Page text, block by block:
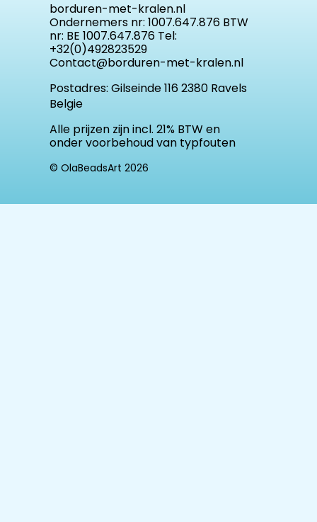
borduren-met-kralen.nl
Ondernemers nr: 1007.647.876 BTW
nr: BE 1007.647.876 Tel:
+32(0)492823529
Contact@borduren-met-kralen.nl
Postadres: Gilseinde 116 2380 Ravels
Belgie
Alle prijzen zijn incl. 21% BTW en
onder voorbehoud van typfouten
© OlaBeadsArt 2026